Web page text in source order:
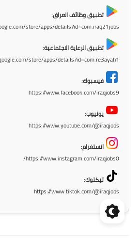
تطبيق وظائف العراق:
store/apps/details?id=com.iraq21jobs
تطبيق الرعاية الاجتماعية:
store/apps/details?id=com.re3ayah1
فيسبوك:
https://www.facebook.com/iraqjobs9
يوتيوب:
https://www.youtube.com/@iraqjobs
انستغرام:
https://www.instagram.com/iraqjobs0/
تيكتوك:
https://www.tiktok.com/@iraqjobs